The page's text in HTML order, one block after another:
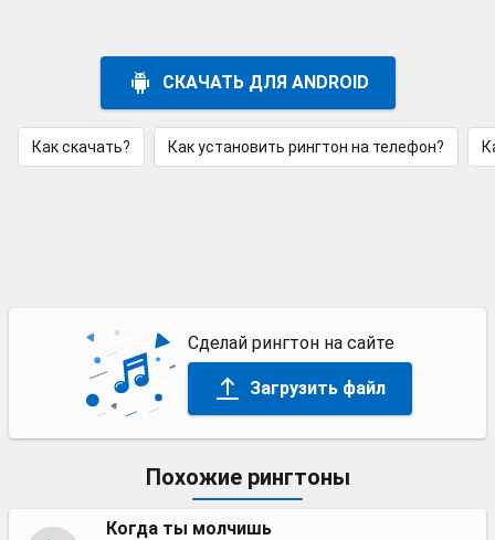
СКАЧАТЬ ДЛЯ ANDROID
Как скачать? Как установить рингтон на телефон?
Сделай рингтон на сайте
Загрузить файл
Похожие рингтоны
Когда ты молчишь